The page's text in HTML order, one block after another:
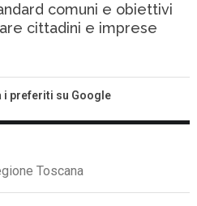
comuni e obiettivi
cittadini e imprese
i preferiti su Google
Toscana